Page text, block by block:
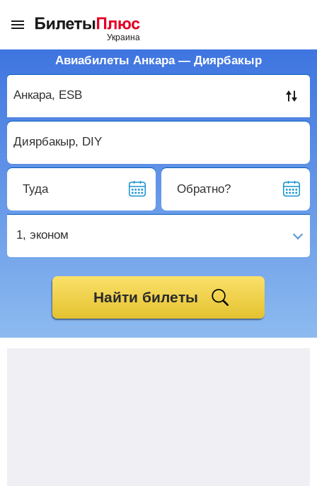
Авиабилеты Анкара — Диярбакыр
Туда Обратно?
1, эконом
Найти билеты